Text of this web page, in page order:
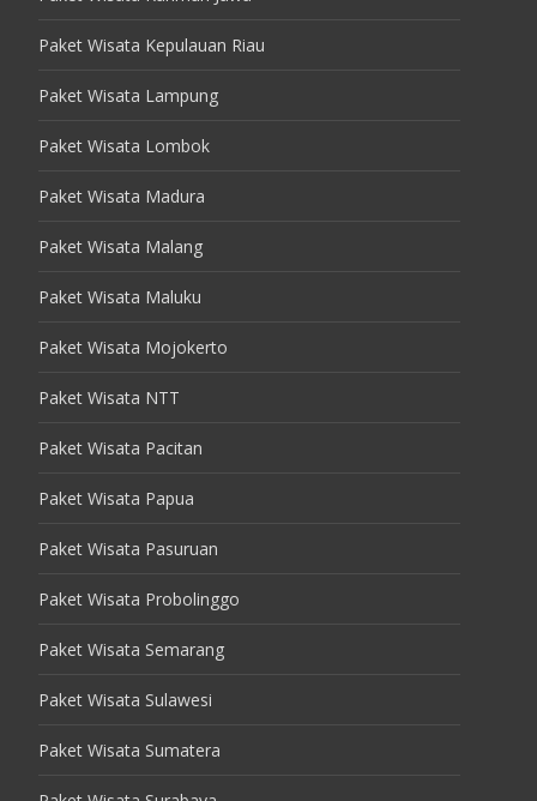
Paket Wisata Kepulauan Riau
Paket Wisata Lampung
Paket Wisata Lombok
Paket Wisata Madura
Paket Wisata Malang
Paket Wisata Maluku
Paket Wisata Mojokerto
Paket Wisata NTT
Paket Wisata Pacitan
Paket Wisata Papua
Paket Wisata Pasuruan
Paket Wisata Probolinggo
Paket Wisata Semarang
Paket Wisata Sulawesi
Paket Wisata Sumatera